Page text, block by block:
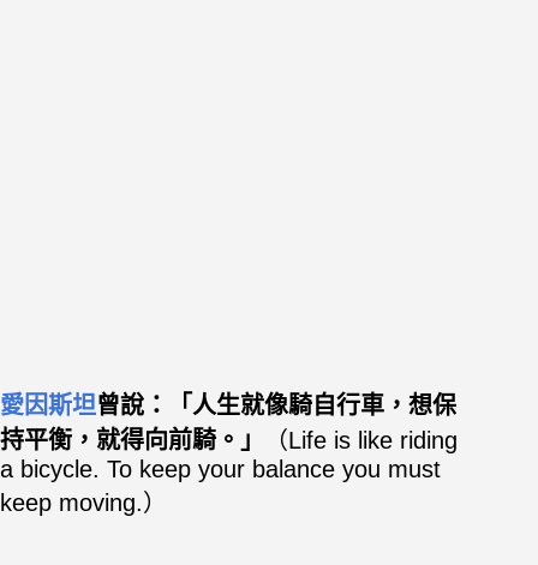
愛因斯坦曾說：「人生就像騎自行車，想保
持平衡，就得向前騎。」
（Life is like riding
a bicycle. To keep your balance you must
keep moving.）